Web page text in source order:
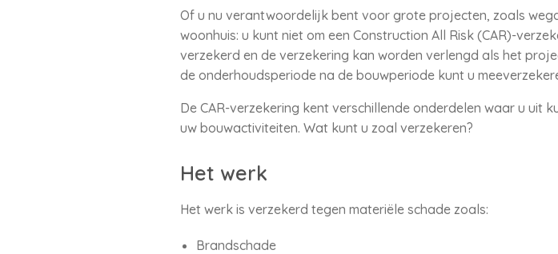
Of u nu verantwoordelijk bent voor grote projecten, zoals
woonhuis: u kunt niet om een Construction All Risk (CAR)-
verzekerd en de verzekering kan worden verlengd als het
de onderhoudsperiode na de bouwperiode kunt u
De CAR-verzekering kent verschillende onderdelen waar u uit
uw bouwactiviteiten. Wat kunt u zoal verzekeren?
Het werk
Het werk is verzekerd tegen materiële schade zoals:
Brandschade